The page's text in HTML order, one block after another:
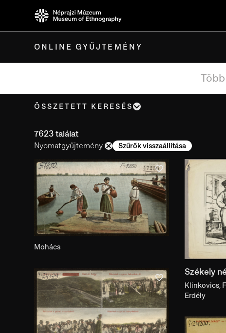
ONLINE GYŰJTEMÉNY
ÖSSZETETT KERESÉS
Készítés ideje
Készítés helye
készítés helye
Nyomatgyűjtemény
Előadásmód
előadásmód
7623 találat
Nyomatgyűjtemény Szűrők visszaállítása
Mohács
Székely
Klinkovics,
Erdély